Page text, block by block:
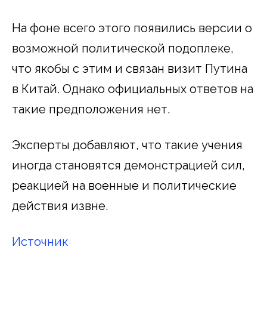
На фоне всего этого появились версии о
возможной политической подоплеке,
что якобы с этим и связан визит Путина
в Китай. Однако официальных ответов на
такие предположения нет.
Эксперты добавляют, что такие учения
иногда становятся демонстрацией сил,
реакцией на военные и политические
действия извне.
Источник